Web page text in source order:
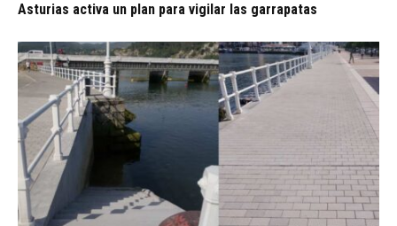
Asturias activa un plan para vigilar las garrapatas